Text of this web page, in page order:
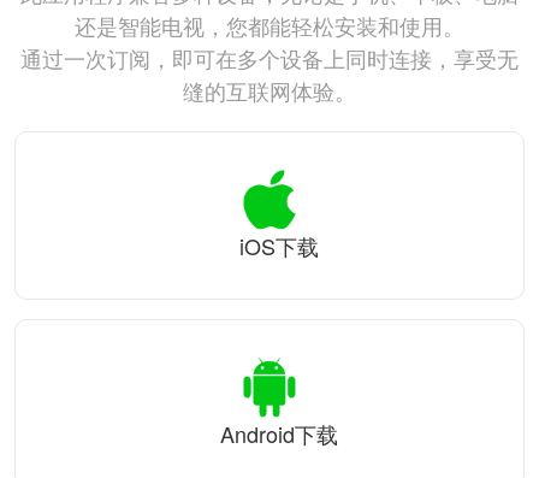
还是智能电视，您都能轻松安装和使用。
通过一次订阅，即可在多个设备上同时连接，享受无
缝的互联网体验。
iOS下载
Android下载